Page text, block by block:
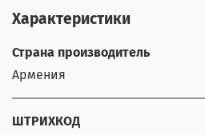
Характеристики
Страна производитель
Армения
ШТРИХКОД